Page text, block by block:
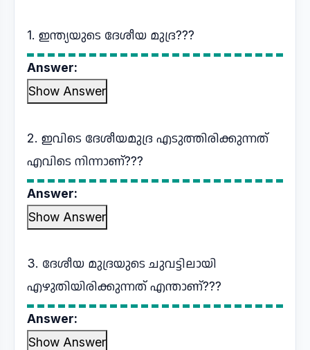
1. ഇന്ത്യയുടെ ദേശീയ മുദ്ര???
Answer:
Show Answer
2. ഇവിടെ ദേശീയമുദ്ര എടുത്തിരിക്കുന്നത്
എവിടെ നിന്നാണ്???
Answer:
Show Answer
3. ദേശീയ മുദ്രയുടെ ചുവട്ടിലായി
എഴുതിയിരിക്കുന്നത് എന്താണ്???
Answer:
Show Answer